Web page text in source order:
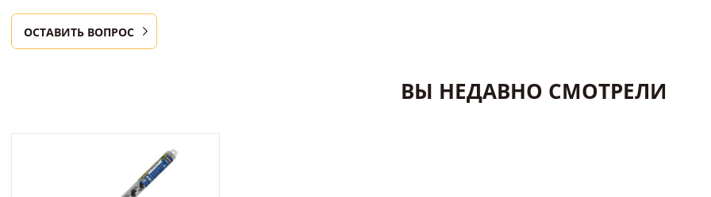
ОСТАВИТЬ ВОПРОС
ВЫ НЕДАВНО СМОТРЕЛИ